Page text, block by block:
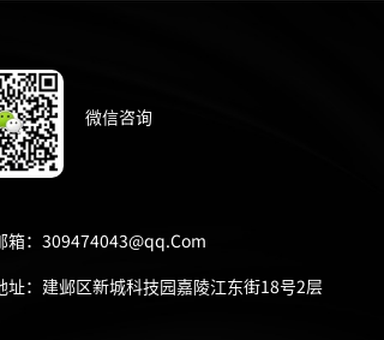
微信咨询
箱： 309474043@qq.Com
址：建邺区新城科技园嘉陵江东街18号2层